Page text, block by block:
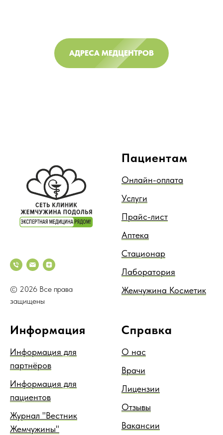
АДРЕСА МЕДЦЕНТРОВ
© 2026 Все права
защищены
Пациентам
Онлайн-оплата
Услуги
Прайс-лист
Аптека
Стационар
Лаборатория
Жемчужина Косметик
Информация
Информация для
партнёров
Информация для
пациентов
Журнал "Вестник
Жемчужины"
Справка
О нас
Врачи
Лицензии
Отзывы
Вакансии